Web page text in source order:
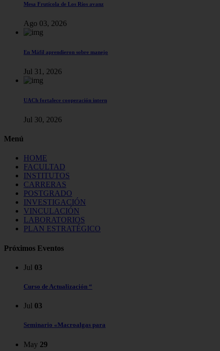
Mesa Frutícola de Los Ríos avanz
Ago 03, 2026
En Máfil aprendieron sobre manejo
Jul 31, 2026
UACh fortalece cooperación intern
Jul 30, 2026
Menú
HOME
FACULTAD
INSTITUTOS
CARRERAS
POSTGRADO
INVESTIGACIÓN
VINCULACIÓN
LABORATORIOS
PLAN ESTRATÉGICO
Próximos Eventos
Jul 03
Curso de Actualización “
Jul 03
Seminario «Macroalgas para
May 29